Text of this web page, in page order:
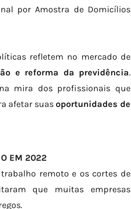
por Amostra de Domicílios
refletem no mercado de
e reforma da previdência.
mira dos profissionais que
afetar suasoportunidades de
EM 2022
remoto e os cortes de
que muitas empresas